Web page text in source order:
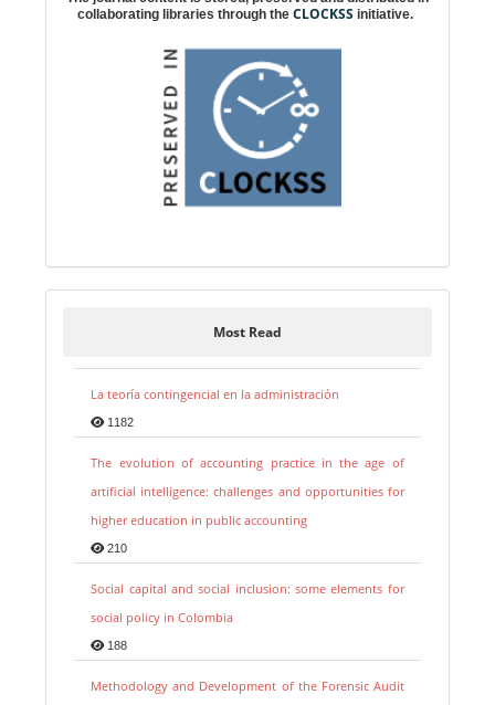
collaborating libraries through the CLOCKSS initiative.
Most Read
La teoría contingencial en la administración
1182
The evolution of accounting practice in the age of
artificial intelligence: challenges and opportunities for
higher education in public accounting
210
Social capital and social inclusion: some elements for
social policy in Colombia
188
Methodology and Development of the Forensic Audit